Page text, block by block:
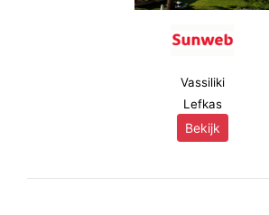
Vassiliki
Lefkas
Bekijk